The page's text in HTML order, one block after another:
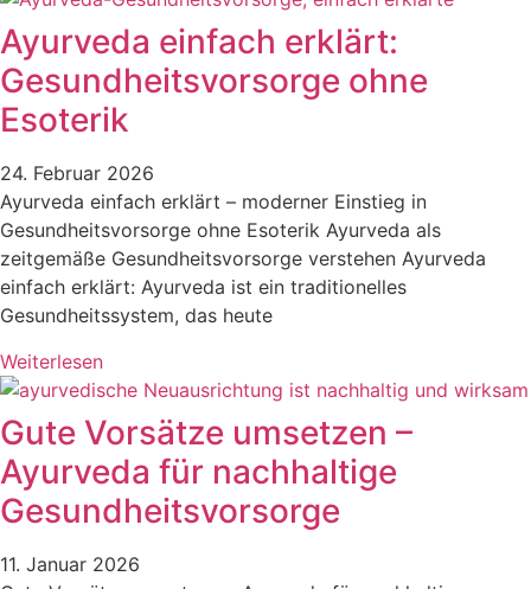
Ayurveda einfach erklärt:
Gesundheitsvorsorge ohne
Esoterik
24. Februar 2026
Ayurveda einfach erklärt – moderner Einstieg in
Gesundheitsvorsorge ohne Esoterik Ayurveda als
zeitgemäße Gesundheitsvorsorge verstehen Ayurveda
einfach erklärt: Ayurveda ist ein traditionelles
Gesundheitssystem, das heute
Weiterlesen
Gute Vorsätze umsetzen –
Ayurveda für nachhaltige
Gesundheitsvorsorge
11. Januar 2026